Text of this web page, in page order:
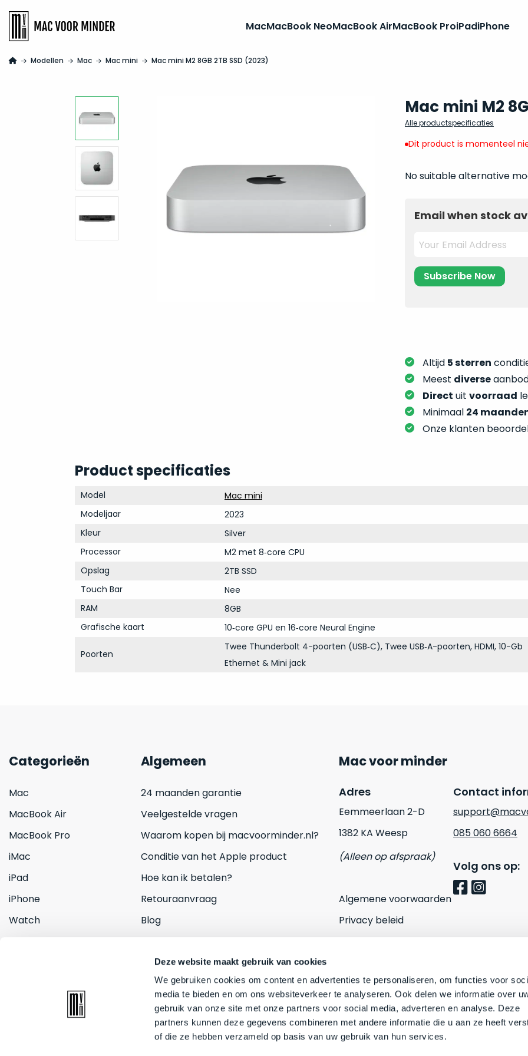
Deze website maakt gebruik van cookies
We gebruiken cookies om content en advertenties te personaliseren, om functies voor
media te bieden en om ons websiteverkeer te analyseren. Ook delen we informatie over
gebruik van onze site met onze partners voor social media, adverteren en analyse. Deze
partners kunnen deze gegevens combineren met andere informatie die u aan ze heeft
of die ze hebben verzameld op basis van uw gebruik van hun services.
MacMacBook NeoMacBook AirMacBook ProiPadiPhone
Modellen Mac Mac mini Mac mini M2 8GB 2TB SSD (2023)
Mac mini M2
Alle productspecificaties
Dit product is momenteel
No suitable alternative
Email when stock
Altijd 5 sterren
Meest diverse
Direct uit voorraad
Minimaal 24
Onze klanten
Product specificaties
Model
Mac mini
Modeljaar
2023
Kleur
Silver
Processor
M2 met 8‑core CPU
Opslag
2TB SSD
Touch Bar
Nee
RAM
8GB
Grafische kaart
10‑core GPU en 16‑core Neural Engine
Poorten
Twee Thunderbolt 4-poorten (USB‑C), Twee USB‑A-poorten, HDMI, 10-Gb
Ethernet & Mini jack
Categorieën
Mac
MacBook Air
MacBook Pro
iMac
iPad
iPhone
Watch
Algemeen
24 maanden garantie
Veelgestelde vragen
Waarom kopen bij macvoorminder.nl?
Conditie van het Apple product
Hoe kan ik betalen?
Retouraanvraag
Blog
Mac voor minder
Adres
Eemmeerlaan 2-D
1382 KA Weesp
(Alleen op afspraak)
Algemene voorwaarden
Privacy beleid
Contact
085 060 6664
Volg ons op: